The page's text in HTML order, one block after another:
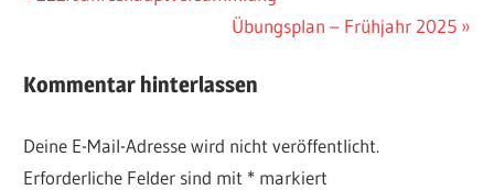
Nächster
Übungsplan – Frühjahr 2025
Kommentar hinterlassen
Deine E-Mail-Adresse wird nicht veröffentlicht.
Erforderliche Felder sind mit * markiert